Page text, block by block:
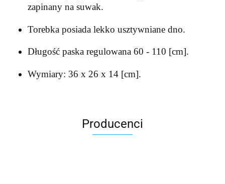
zapinany na suwak.
Torebka posiada lekko usztywniane dno.
Długość paska regulowana 60 - 110 [cm].
Wymiary: 36 x 26 x 14 [cm].
Producenci